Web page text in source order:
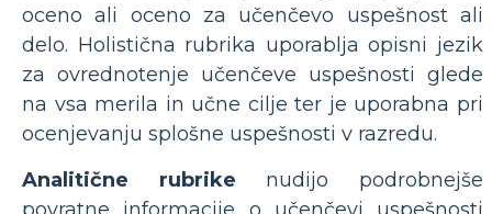
oceno ali oceno za učenčevo uspešnost ali
delo. Holistična rubrika uporablja opisni jezik
za ovrednotenje učenčeve uspešnosti glede
na vsa merila in učne cilje ter je uporabna pri
ocenjevanju splošne uspešnosti v razredu.
Analitične rubrike nudijo podrobnejše